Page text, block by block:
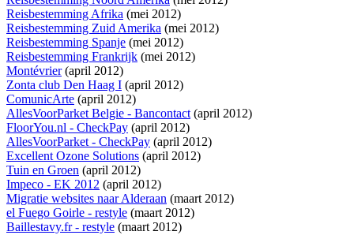
Reisbestemming Afrika (mei 2012)
Reisbestemming Zuid Amerika (mei 2012)
Reisbestemming Spanje (mei 2012)
Reisbestemming Frankrijk (mei 2012)
Montévrier(april 2012)
Zonta club Den Haag I (april 2012)
ComunicArte (april 2012)
AllesVoorParket Belgie - Bancontact(april 2012)
FloorYou.nl - CheckPay (april 2012)
AllesVoorParket - CheckPay (april 2012)
Excellent Ozone Solutions (april 2012)
Tuin en Groen (april 2012)
Impeco - EK 2012 (april 2012)
Migratie websites naar Alderaan (maart 2012)
el Fuego Goirle - restyle (maart 2012)
Baillestavy.fr - restyle (maart 2012)